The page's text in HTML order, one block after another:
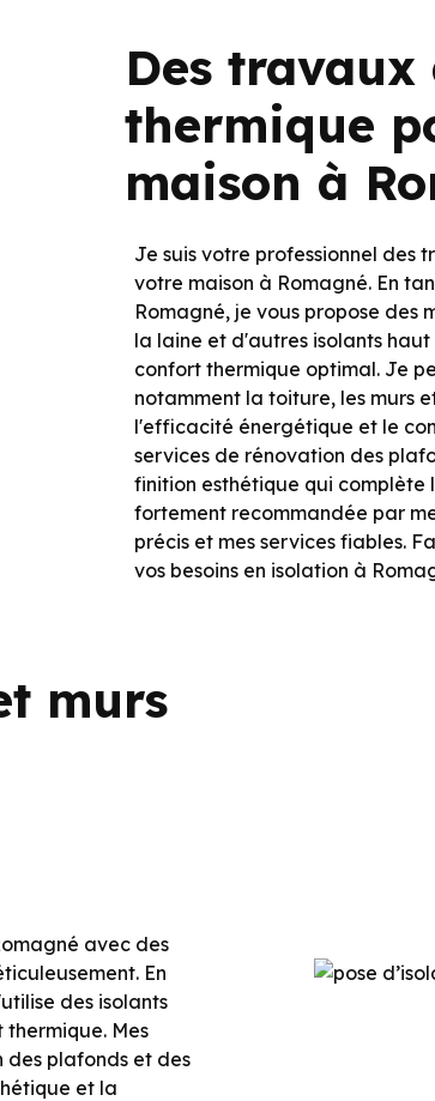
Des
thermique
maison à
Je suis votre professionnel des
votre maison à Romagné. En
Romagné, je vous propose
la laine et d'autres isolants
confort thermique optimal. Je
notamment la toiture, les murs
l'efficacité énergétique et le
services de rénovation des
finition esthétique qui complète
fortement recommandée par
précis et mes services fiables.
vos besoins en isolation à
murs
avec des
En
des isolants
Mes
plafonds et des
et la